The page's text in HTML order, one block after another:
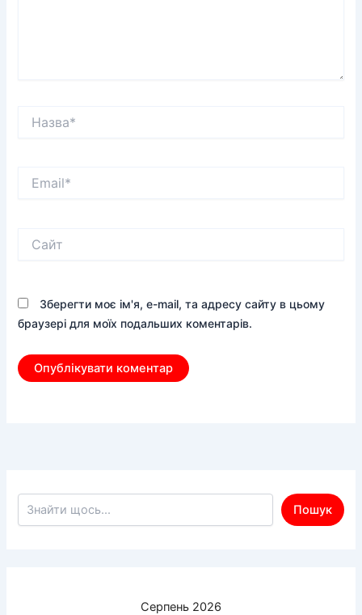
Зберегти моє ім'я, e-mail, та адресу сайту в цьому
браузері для моїх подальших коментарів.
Пошук по сайту
Пошук
Серпень 2026